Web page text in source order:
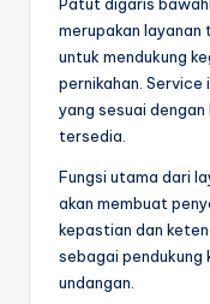
merupakan layanan
untuk mendukung
pernikahan. Service
yang sesuai dengan
tersedia.
Fungsi utama dari
akan membuat
kepastian dan
sebagai pendukung
undangan.